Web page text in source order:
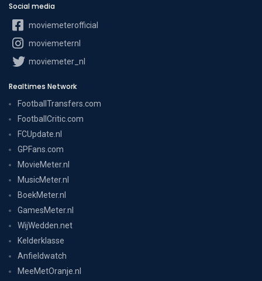
Social media
moviemeterofficial
moviemeternl
moviemeter_nl
Realtimes Network
FootballTransfers.com
FootballCritic.com
FCUpdate.nl
GPFans.com
MovieMeter.nl
MusicMeter.nl
BoekMeter.nl
GamesMeter.nl
WijWedden.net
Kelderklasse
Anfieldwatch
MeeMetOranje.nl